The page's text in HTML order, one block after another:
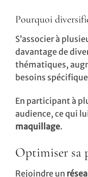
Pourquoi
S’associer à
davantage de
thématiques,
besoins
En participant à
audience, ce qui
maquillage.
Optimiser sa
Rejoindre un